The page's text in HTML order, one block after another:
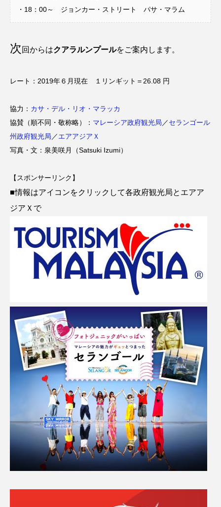
・18：00～ ジョンカー・ストリート パサ・マラム
次 回からはクアラルンプールをご案内します。
レート：2019年６月現在 １リンギット＝26.08 円
協力： カサ・デル・リオ・マラッカ
協賛（順不同・敬称略）： マレーシア政府観光局／セランゴール
州政府観光局／エアアジアＸ
写真・文：泉美咲月（Satsuki Izumi）
【スポンサーリンク】
■情報はアイコンをクリックして各政府観光局とエアア
ジアＸで